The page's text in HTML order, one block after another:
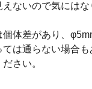
ないので気にはな
体差があり、
は通らない場合
さい。